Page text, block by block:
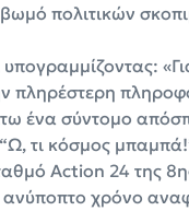
πολιτικών
πληρέστερη
ένα σύντομο
τι κόσμος
Action 24 της
ανύποπτο χρόνο